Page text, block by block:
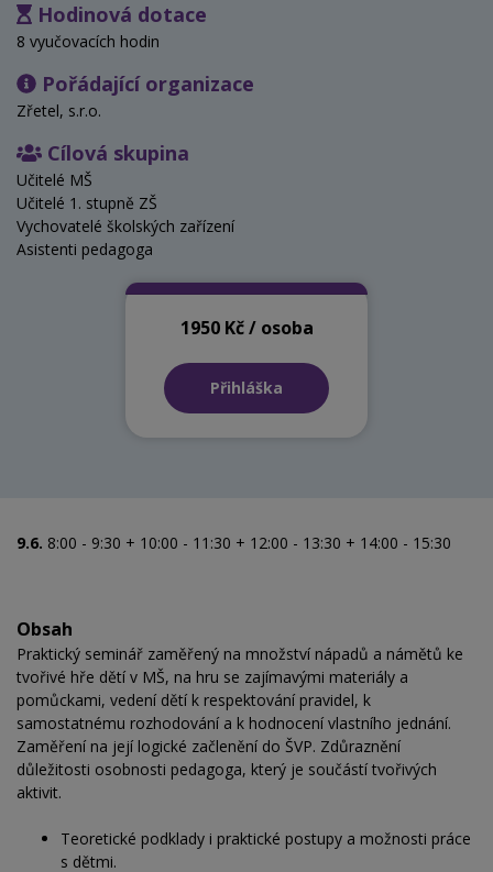
Hodinová dotace
8 vyučovacích hodin
Pořádající organizace
Zřetel, s.r.o.
Cílová skupina
Učitelé MŠ
Učitelé 1. stupně ZŠ
Vychovatelé školských zařízení
Asistenti pedagoga
1950 Kč / osoba
Přihláška
9.6. 8:00 - 9:30 + 10:00 - 11:30 + 12:00 - 13:30 + 14:00 - 15:30
Obsah
Praktický seminář zaměřený na množství nápadů a námětů ke
tvořivé hře dětí v MŠ, na hru se zajímavými materiály a
pomůckami, vedení dětí k respektování pravidel, k
samostatnému rozhodování a k hodnocení vlastního jednání.
Zaměření na její logické začlenění do ŠVP. Zdůraznění
důležitosti osobnosti pedagoga, který je součástí tvořivých
aktivit.
Teoretické podklady i praktické postupy a možnosti práce
s dětmi.